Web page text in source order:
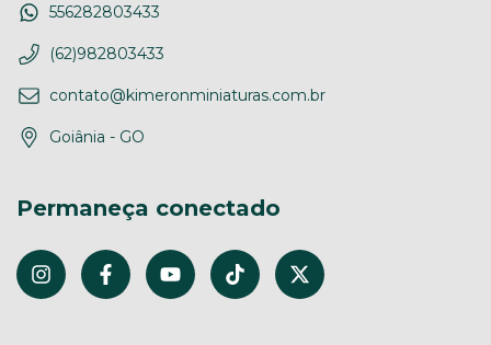
556282803433
(62)982803433
contato@kimeronminiaturas.com.br
Goiânia - GO
Permaneça conectado